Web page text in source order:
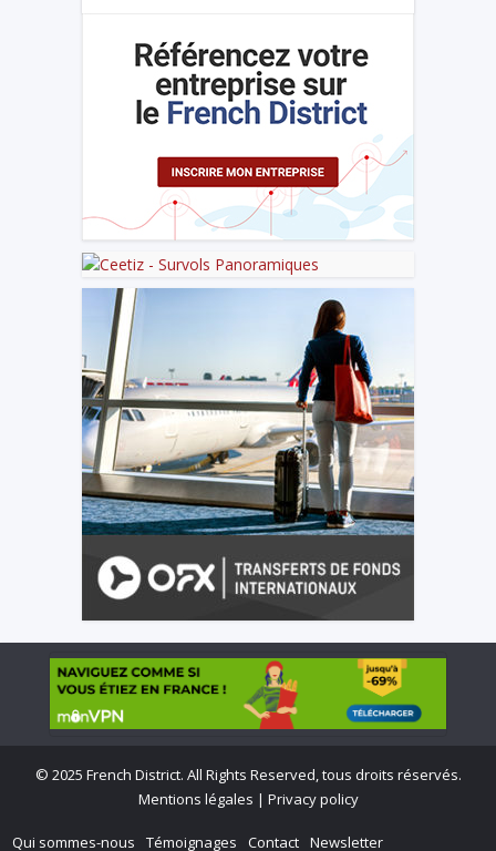
© 2025 French District. All Rights Reserved, tous droits réservés.
Mentions légales | Privacy policy
Qui sommes-nous Témoignages Contact Newsletter